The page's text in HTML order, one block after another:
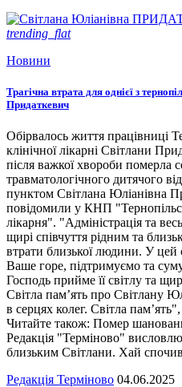
trending_flat
Новини
Трагічна втрата для однієї з
Придаткевич
Обірвалось життя працівниці
клінічної лікарні Світлани
після важкої хвороби померла
травматологічного дитячого
пунктом Світлана Юліанівна
повідомили у КНП
лікарня". "Адміністрація та
щирі співчуття рідним та
втрати близької людини. У
Ваше горе, підтримуємо та
Господь прийме її світлу та
Світла пам’ять про Світлану
в серцях колег. Світла
Читайте також: Помер
Редакція "Терміново"
близьким Світлани. Хай
Редакція Терміново 04.06.2025